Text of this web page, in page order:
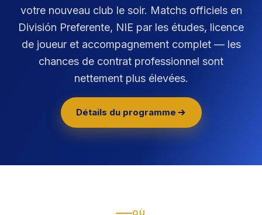
votre nouveau club le soir. Matchs officiels en
División Preferente, NIE par les études, licence
de joueur et accompagnement complet — les
chances de contrat professionnel sont
nettement plus élevées.
Détails du programme
OÙ